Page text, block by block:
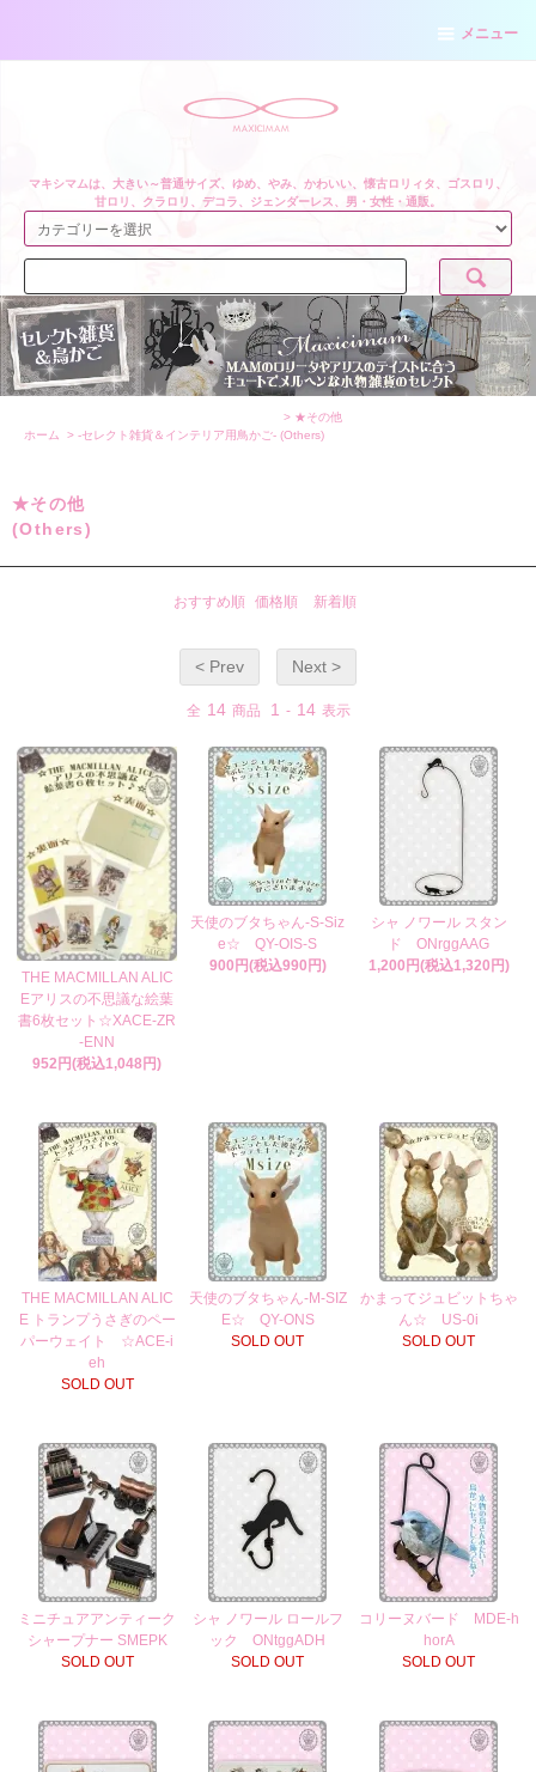
メニュー
マキシマムは、大きい～普通サイズ、ゆめ、やみ、かわいい、懐古ロリィタ、ゴスロリ、
甘ロリ、クラロリ、デコラ、ジェンダーレス、男・女性・通販。
ホーム > -セレクト雑貨＆インテリア用鳥かご-
> ★その他
(Others)
★その他
(Others)
おすすめ順 価格順 新着順
< Prev Next >
全 14 商品 1 - 14 表示
THE MACMILLAN ALIC
Eアリスの不思議な絵葉
書6枚セット☆XACE-ZR
-ENN
952円(税込1,048円)
天使のブタちゃん-S-Siz
e☆ QY-OIS-S
900円(税込990円)
シャ ノワール スタン
ド ONrggAAG
1,200円(税込1,320円)
THE MACMILLAN ALIC
E トランプうさぎのペー
パーウェイト ☆ACE-i
eh
SOLD OUT
天使のブタちゃん-M-SIZ
E☆ QY-ONS
SOLD OUT
かまってジュビットちゃ
ん☆ US-0i
SOLD OUT
ミニチュアアンティーク
シャープナー SMEPK
SOLD OUT
シャ ノワール ロールフ
ック ONtggADH
SOLD OUT
コリーヌバード MDE-h
horA
SOLD OUT